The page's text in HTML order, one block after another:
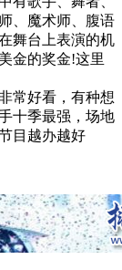
、魔术师、腹语
舞台上表演的机
金的奖金!这里
常好看，有种想
十季最强，场地
目越办越好